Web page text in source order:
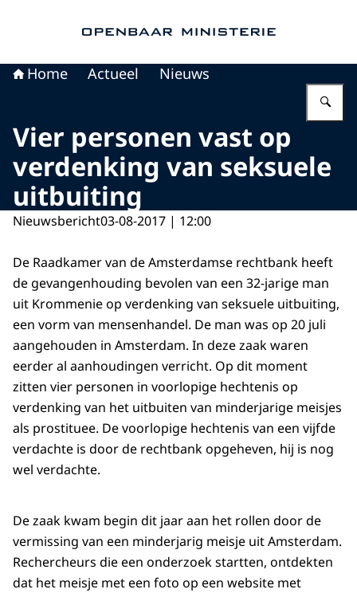
Home Actueel Nieuws
Vier personen vast op
verdenking van seksuele
uitbuiting
Nieuwsbericht03-08-2017 | 12:00
De Raadkamer van de Amsterdamse rechtbank heeft
de gevangenhouding bevolen van een 32-jarige man
uit Krommenie op verdenking van seksuele uitbuiting,
een vorm van mensenhandel. De man was op 20 juli
aangehouden in Amsterdam. In deze zaak waren
eerder al aanhoudingen verricht. Op dit moment
zitten vier personen in voorlopige hechtenis op
verdenking van het uitbuiten van minderjarige meisjes
als prostituee. De voorlopige hechtenis van een vijfde
verdachte is door de rechtbank opgeheven, hij is nog
wel verdachte.
De zaak kwam begin dit jaar aan het rollen door de
vermissing van een minderjarig meisje uit Amsterdam.
Rechercheurs die een onderzoek startten, ontdekten
dat het meisje met een foto op een website met